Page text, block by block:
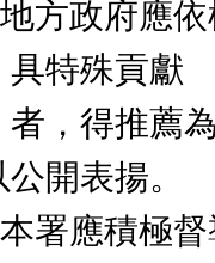
政府應依
具特殊貢獻
推薦為教
開表揚。
應積極督